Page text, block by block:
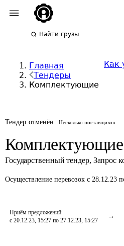
Найти грузы
Главная
Тендеры
Комплектующие
Как
Тендер отменён Несколько поставщиков
Комплектующие
Государственный тендер, Запрос
Осуществление перевозок с 28.12.23
Приём предложений
с 20.12.23, 15:27 по 27.12.23, 15:27